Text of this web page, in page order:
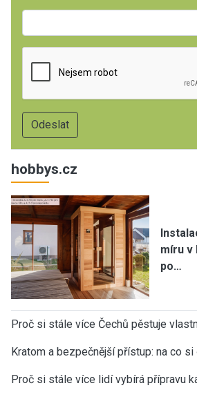
hobbys.cz
míru v
po…
Proč si stále více Čechů pěstuje
Kratom a bezpečnější přístup: na co si
Proč si stále více lidí vybírá přípravu